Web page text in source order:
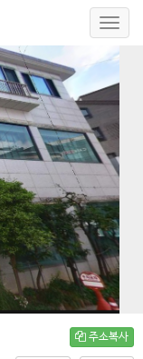
주소복사